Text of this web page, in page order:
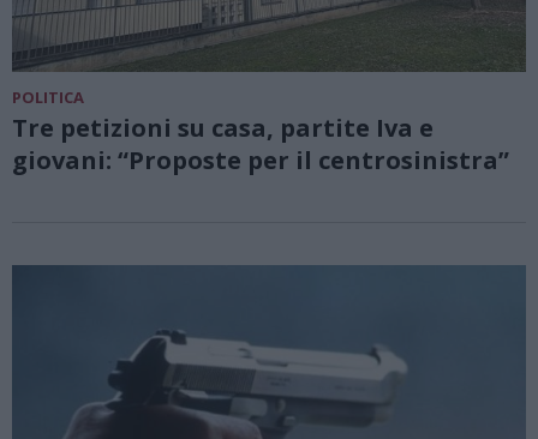
POLITICA
Tre petizioni su casa, partite Iva e
giovani: “Proposte per il centrosinistra”